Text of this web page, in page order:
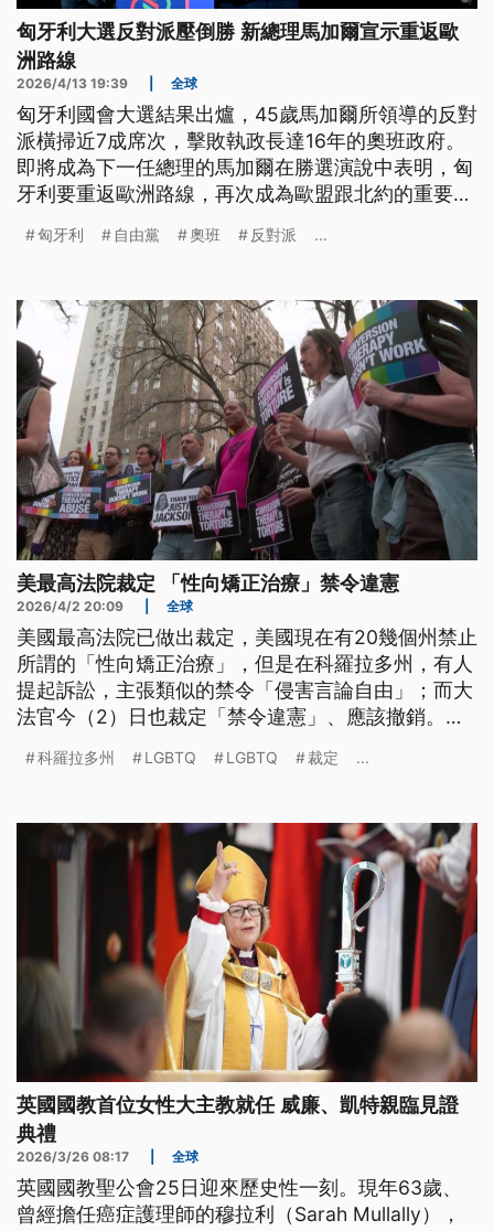
匈牙利大選反對派壓倒勝 新總理馬加爾宣示重返歐
洲路線
2026/4/13 19:39 全球
匈牙利國會大選結果出爐，45歲馬加爾所領導的反對
派橫掃近7成席次，擊敗執政長達16年的奧班政府。
即將成為下一任總理的馬加爾在勝選演說中表明，匈
牙利要重返歐洲路線，再次成為歐盟跟北約的重要盟
除奧班政府讓特定人士把持國家機器的結構。
匈牙利 自由黨 奧班 反對派 ...
美最高法院裁定 「性向矯正治療」禁令違憲
2026/4/2 20:09 全球
美國最高法院已做出裁定，美國現在有20幾個州禁止
所謂的「性向矯正治療」，但是在科羅拉多州，有人
提起訴訟，主張類似的禁令「侵害言論自由」；而大
法官今（2）日也裁定「禁令違憲」、應該撤銷。這
科羅拉多州 LGBTQ LGBTQ 裁定 ...
英國國教首位女性大主教就任 威廉、凱特親臨見證
典禮
2026/3/26 08:17 全球
英國國教聖公會25日迎來歷史性一刻。現年63歲、
曾經擔任癌症護理師的穆拉利（Sarah Mullally），